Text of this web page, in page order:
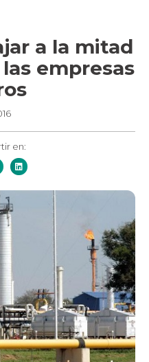
a la mitad
empresas
en: